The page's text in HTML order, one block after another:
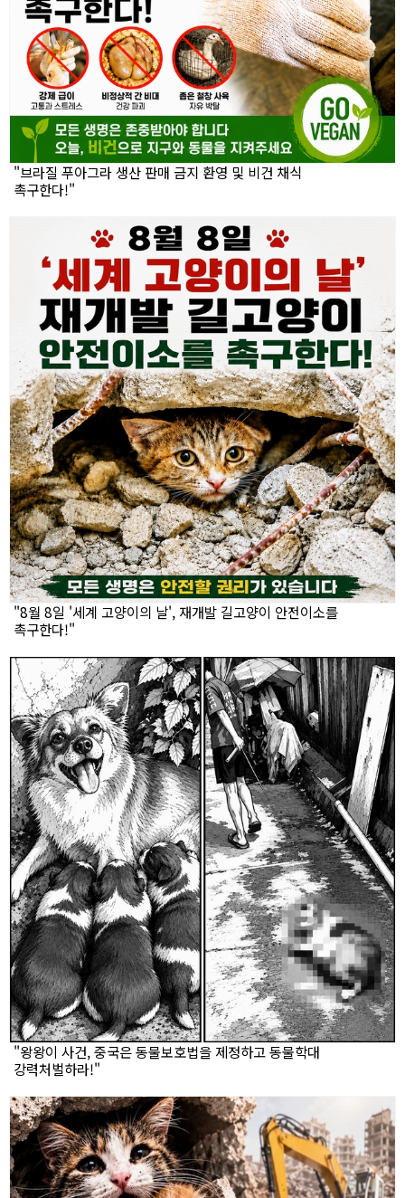
"브라질 푸아그라 생산 판매 금지 환영 및 비건 채식
촉구한다!"
"8월 8일 '세계 고양이의 날', 재개발 길고양이 안전이소를
촉구한다!"
"왕왕이 사건, 중국은 동물보호법을 제정하고 동물학대
강력처벌하라!"